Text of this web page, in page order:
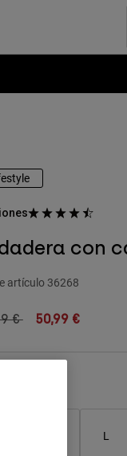
con
artículo 36268
reduced from
€to50,99 €
L